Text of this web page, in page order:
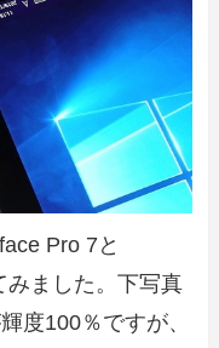
Pro 7と
みました。下写真
度100％ですが、